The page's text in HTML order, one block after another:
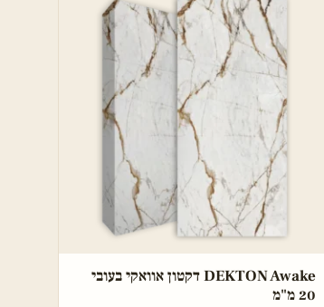
DEKTON Awake דקטון אוואקי בעובי
20 מ"מ